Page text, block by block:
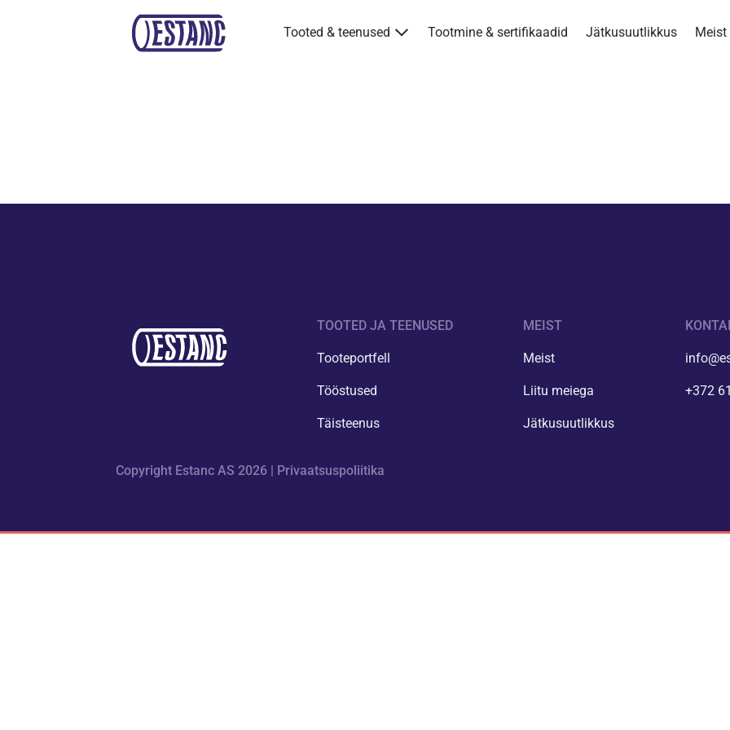
Tooted & teenused Tootmine & sertifikaadid Jätkusuutlikkus Meist
Meist
TOOTED JA TEENUSED
Tooteportfell
Tööstused
Täisteenus
MEIST
Meist
Liitu meiega
Jätkusuutlikkus
+372
Copyright Estanc AS 2026 | Privaatsuspoliitika